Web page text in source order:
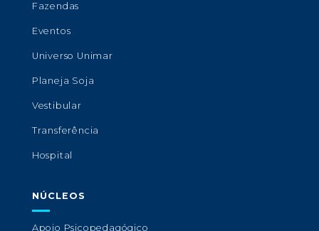
Fazendas
Eventos
Universo Unimar
Planeja Soja
Vestibular
Transferência
Hospital
NÚCLEOS
Apoio Psicopedagógico